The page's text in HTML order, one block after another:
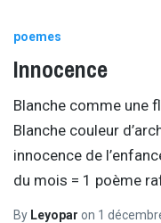
poemes
Innocence
Blanche comme une
Blanche couleur
innocence de
du mois = 1 poème
By Leyopar on 1